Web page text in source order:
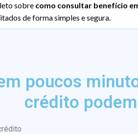
sobre como consultar benefício
de forma simples e segura.
poucos
crédito